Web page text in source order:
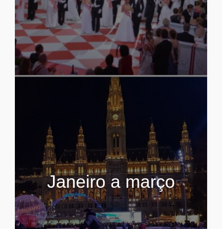
Janeiro a março